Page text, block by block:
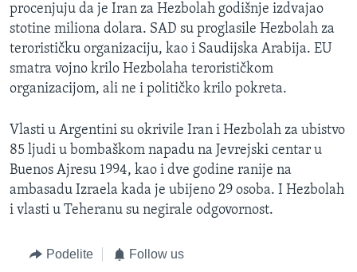
procenjuju da je Iran za Hezbolah godišnje izdvajao
stotine miliona dolara. SAD su proglasile Hezbolah za
terorističku organizaciju, kao i Saudijska Arabija. EU
smatra vojno krilo Hezbolaha terorističkom
organizacijom, ali ne i političko krilo pokreta.
Vlasti u Argentini su okrivile Iran i Hezbolah za ubistvo
85 ljudi u bombaškom napadu na Jevrejski centar u
Buenos Ajresu 1994, kao i dve godine ranije na
ambasadu Izraela kada je ubijeno 29 osoba. I Hezbolah
i vlasti u Teheranu su negirale odgovornost.
Podelite Follow us